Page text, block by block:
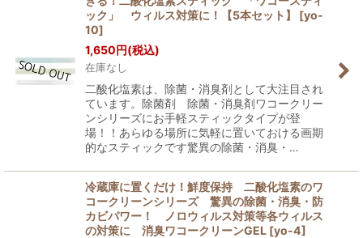
ック」 ウィルス対策に！【5本セット】
[yo-
10]
1,650円(税込)
在庫なし
二酸化塩素は、除菌・消臭剤として大注目され
ています。除菌剤 除菌・消臭剤ワコークリー
ンシリーズにお手軽スティックタイプが登
場！！あらゆる場所に気軽に置いておける画期
的なスティックです驚異の除菌・消臭・…
冷蔵庫に置くだけ！鮮度保持 二酸化塩素のワ
コークリーンシリーズ 驚異の除菌・消臭・防
カビパワー！ ノロウィルス対策等各ウィルス
の対策に 消臭ワコークリーンGEL [yo-4]